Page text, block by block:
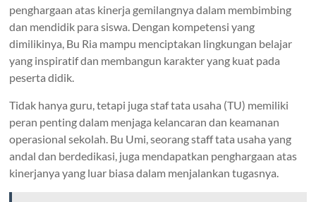
penghargaan atas kinerja gemilangnya dalam membimbing
dan mendidik para siswa. Dengan kompetensi yang
dimilikinya, Bu Ria mampu menciptakan lingkungan belajar
yang inspiratif dan membangun karakter yang kuat pada
peserta didik.
Tidak hanya guru, tetapi juga staf tata usaha (TU) memiliki
peran penting dalam menjaga kelancaran dan keamanan
operasional sekolah. Bu Umi, seorang staff tata usaha yang
andal dan berdedikasi, juga mendapatkan penghargaan atas
kinerjanya yang luar biasa dalam menjalankan tugasnya.